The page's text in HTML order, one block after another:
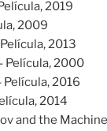
2019
2009
2013
Película, 2000
Película, 2016
2014
and the